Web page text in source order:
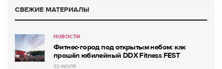
СВЕЖИЕ МАТЕРИАЛЫ
НОВОСТИ
Фитнес-город под открытым небом: как
прошёл юбилейный DDX Fitness FEST
30 ИЮЛЯ